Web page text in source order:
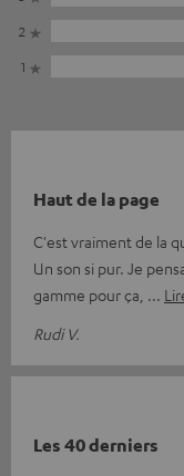
2
1
Haut de la page
C'est vraiment de la
Un son si pur. Je
gamme pour ça,
Rudi V.
Les 40 derniers